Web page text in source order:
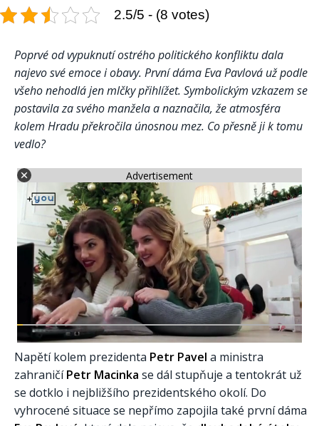
2.5/5 - (8 votes)
Poprvé od vypuknutí ostrého politického konfliktu dala
najevo své emoce i obavy. První dáma Eva Pavlová už podle
všeho nehodlá jen mlčky přihlížet. Symbolickým vzkazem se
postavila za svého manžela a naznačila, že atmosféra
kolem Hradu překročila únosnou mez. Co přesně ji k tomu
vedlo?
Advertisement
Napětí kolem prezidenta Petr Pavel a ministra
zahraničíPetr Macinka se dál stupňuje a tentokrát už
se dotklo i nejbližšího prezidentského okolí. Do
vyhrocené situace se nepřímo zapojila také první dáma